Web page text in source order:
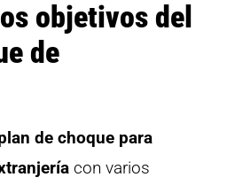
objetivos del
de
de choque para
con varios